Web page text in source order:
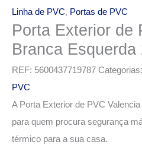
Linha de PVC, Portas de PVC
Porta Exterior de
Branca Esquerda
REF: 5600437719787 Categorias:
PVC
A Porta Exterior de PVC
para quem procura segurança
térmico para a sua casa.